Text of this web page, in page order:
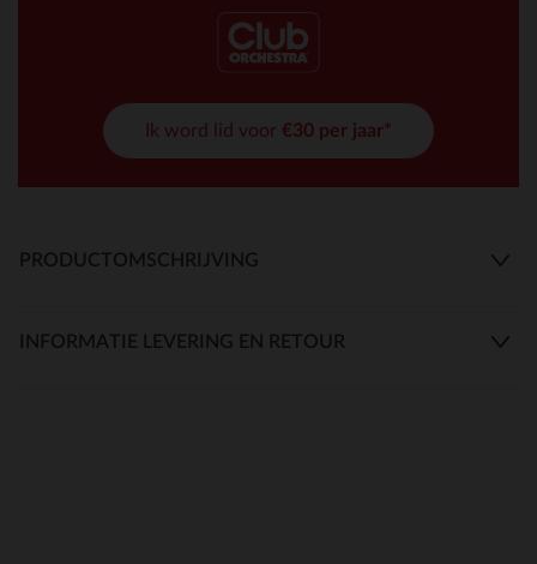
Ik word lid voor €30 per jaar*
PRODUCTOMSCHRIJVING
INFORMATIE LEVERING EN RETOUR